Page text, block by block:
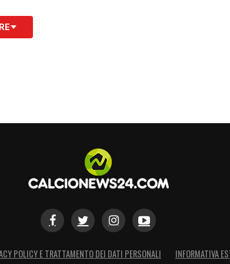
POLICY E TRATTAMENTO DEI DATI PERSONALI INFORMATIVA